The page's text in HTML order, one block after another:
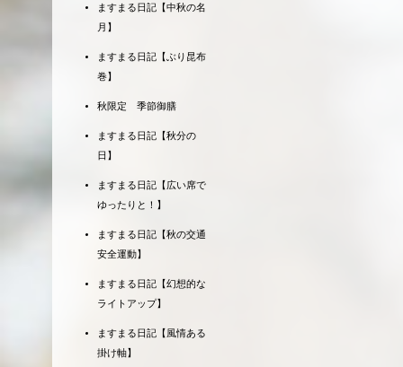
ますまる日記【中秋の名
月】
ますまる日記【ぶり昆布
巻】
秋限定 季節御膳
ますまる日記【秋分の
日】
ますまる日記【広い席で
ゆったりと！】
ますまる日記【秋の交通
安全運動】
ますまる日記【幻想的な
ライトアップ】
ますまる日記【風情ある
掛け軸】